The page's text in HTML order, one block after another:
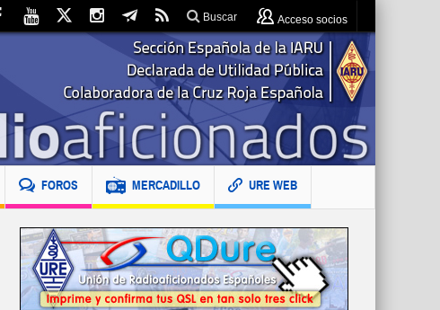
Buscar Acceso socios
FOROS MERCADILLO URE WEB